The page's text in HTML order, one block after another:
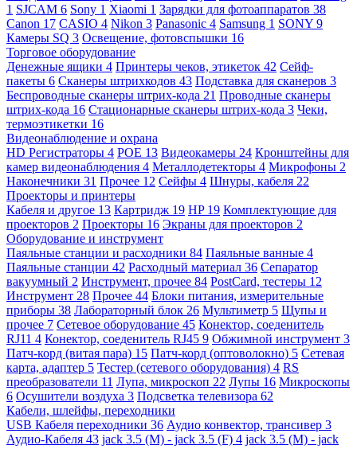
1 SJCAM 6 Sony 1 Xiaomi 1 Зарядки для фотоаппаратов 38
Canon 17 CASIO 4 Nikon 3 Panasonic 4 Samsung 1 SONY 9
Камеры SQ 3 Освещение, фотовспышки 16
Торговое оборудование
Денежные ящики 4 Принтеры чеков, этикеток 42 Сейф-
пакеты 6 Сканеры штрихкодов 43 Подставка для сканеров 3
Беспроводные сканеры штрих-кода 21 Проводные сканеры
штрих-кода 16 Стационарные сканеры штрих-кода 3 Чеки,
термоэтикетки 16
Видеонаблюдение и охрана
HD Регистраторы 4 POE 13 Видеокамеры 24 Кронштейны для
камер видеонаблюдения 4 Металлодетекторы 4 Микрофоны 2
Наконечники 31 Прочее 12 Сейфы 4 Шнуры, кабеля 22
Проекторы и принтеры
Кабеля и другое 13 Картридж 19 HP 19 Комплектующие для
проекторов 2 Проекторы 16 Экраны для проекторов 2
Оборудование и инструмент
Паяльные станции и расходники 84 Паяльные ванные 4
Паяльные станции 42 Расходный материал 36 Сепаратор
вакуумный 2 Инструмент, прочее 84 PostCard, тестеры 12
Инструмент 28 Прочее 44 Блоки питания, измерительные
приборы 38 Лабораторный блок 26 Мультиметр 5 Щупы и
прочее 7 Сетевое оборудование 45 Конектор, соеденитель
RJ11 4 Конектор, соеденитель RJ45 9 Обжимной инструмент 3
Патч-корд (витая пара) 15 Патч-корд (оптоволокно) 5 Сетевая
карта, адаптер 5 Тестер (сетевого оборудования) 4 RS
преобразователи 11 Лупа, микроскоп 22 Лупы 16 Микроскопы
6 Осушители воздуха 3 Подсветка телевизора 62
Кабели, шлейфы, переходники
USB Кабеля переходники 36 Аудио конвектор, трансивер 3
Аудио-Кабеля 43 jack 3.5 (M) - jack 3.5 (F) 4 jack 3.5 (M) - jack